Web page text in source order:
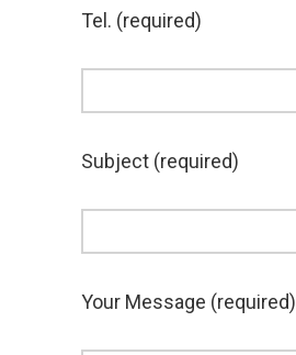
Tel. (required)
Subject (required)
Your Message (required)